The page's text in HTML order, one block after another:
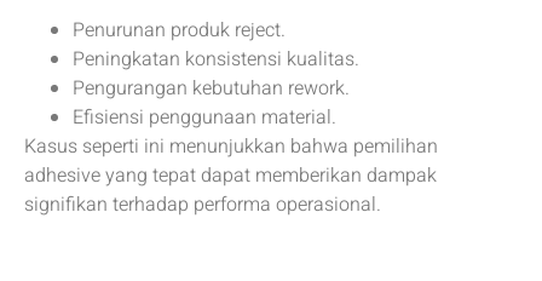
Penurunan produk reject.
Peningkatan konsistensi kualitas.
Pengurangan kebutuhan rework.
Efisiensi penggunaan material.
Kasus seperti ini menunjukkan bahwa pemilihan
adhesive yang tepat dapat memberikan dampak
signifikan terhadap performa operasional.